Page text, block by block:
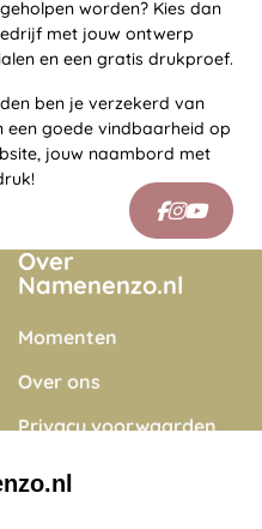
worden? Kies dan
met jouw ontwerp
en een gratis drukproef.
ben je verzekerd van
een goede vindbaarheid op
jouw naambord met
Over
Namenenzo.nl
Momenten
Over ons
Privacy voorwaarden
Onze vacatures